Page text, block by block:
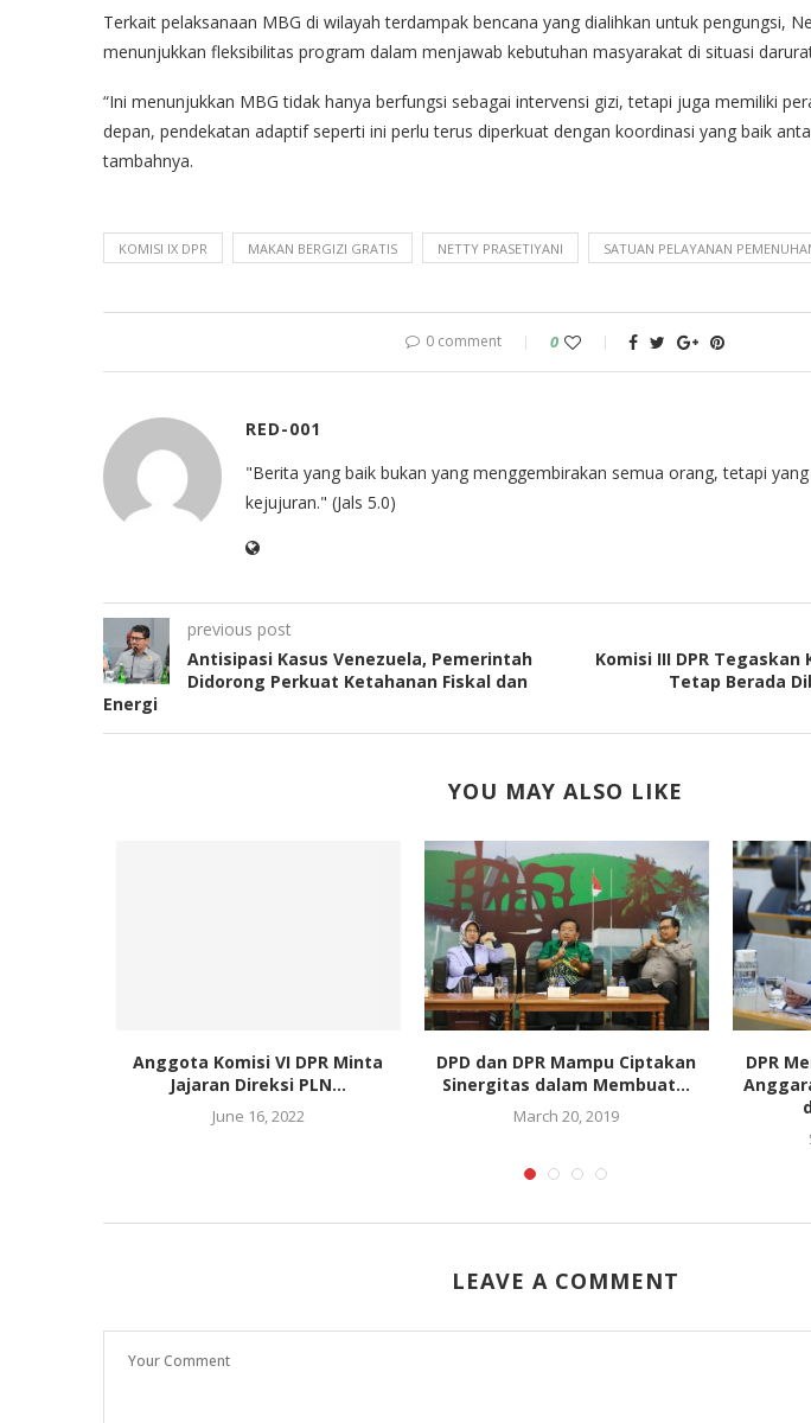
Terkait pelaksanaan MBG di wilayah terdampak bencana yang dialihkan untuk pengungsi,
menunjukkan fleksibilitas program dalam menjawab kebutuhan masyarakat di situasi
“Ini menunjukkan MBG tidak hanya berfungsi sebagai intervensi gizi, tetapi juga memiliki
depan, pendekatan adaptif seperti ini perlu terus diperkuat dengan koordinasi yang baik
tambahnya.
KOMISI IX DPR MAKAN BERGIZI GRATIS NETTY PRASETIYANI SATUAN PELAYANAN
0 comment 0
RED-001
"Berita yang baik bukan yang menggembirakan semua orang, tetapi
kejujuran." (Jals 5.0)
previous post
Antisipasi Kasus Venezuela, Pemerintah
Didorong Perkuat Ketahanan Fiskal dan
Energi
Komisi III DPR Tegaskan
Tetap Berada
YOU MAY ALSO LIKE
Anggota Komisi VI DPR Minta
Jajaran Direksi PLN...
June 16, 2022
DPD dan DPR Mampu Ciptakan
Sinergitas dalam Membuat...
March 20, 2019
DPR
LEAVE A COMMENT